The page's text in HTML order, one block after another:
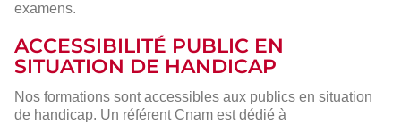
examens.
ACCESSIBILITÉ PUBLIC EN
SITUATION DE HANDICAP
Nos formations sont accessibles aux publics en situation
de handicap. Un référent Cnam est dédié à